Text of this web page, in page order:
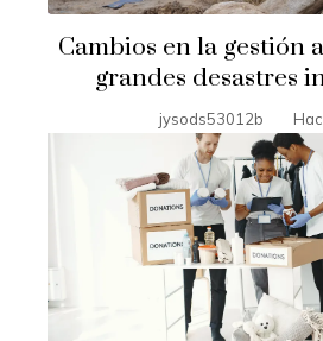
Cambios en la gestión
grandes desastres
jysods53012b